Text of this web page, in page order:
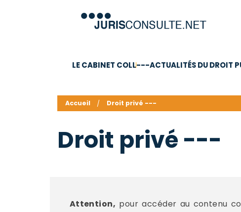
LE CABINET COLL---ACTUALITÉS DU DROIT
Accueil Droit privé ---
Droit privé ---
Attention, pour accéder au contenu